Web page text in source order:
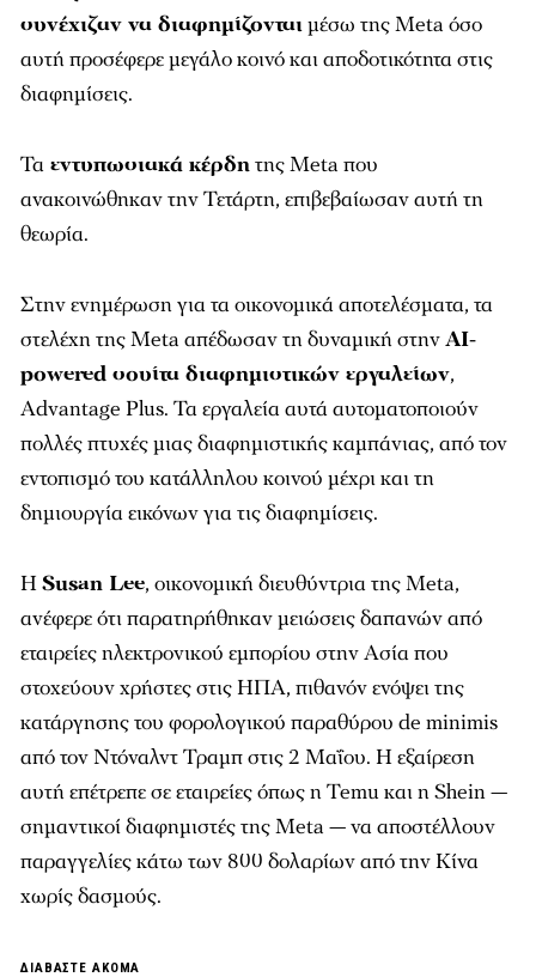
συνέχιζαν να διαφημίζονταιμέσω της Meta όσο
αυτή προσέφερε μεγάλο κοινό και αποδοτικότητα στις
διαφημίσεις.
Τα εντυπωσιακά κέρδητης Meta που
ανακοινώθηκαν την Τετάρτη, επιβεβαίωσαν αυτή τη
θεωρία.
Στην ενημέρωση για τα οικονομικά αποτελέσματα, τα
στελέχη της Meta απέδωσαν τη δυναμική στηνAI-
powered σουίτα διαφημιστικών εργαλείων,
Advantage Plus. Τα εργαλεία αυτά αυτοματοποιούν
πολλές πτυχές μιας διαφημιστικής καμπάνιας, από τον
εντοπισμό του κατάλληλου κοινού μέχρι και τη
δημιουργία εικόνων για τις διαφημίσεις.
ΗSusan Lee, οικονομική διευθύντρια της Meta,
ανέφερε ότι παρατηρήθηκαν μειώσεις δαπανών από
εταιρείες ηλεκτρονικού εμπορίου στην Ασία που
στοχεύουν χρήστες στις ΗΠΑ, πιθανόν ενόψει της
κατάργησης του φορολογικού παραθύρου de minimis
από τον Ντόναλντ Τραμπ στις 2 Μαΐου. Η εξαίρεση
αυτή επέτρεπε σε εταιρείες όπως η Temu και η Shein —
σημαντικοί διαφημιστές της Meta — να αποστέλλουν
παραγγελίες κάτω των 800 δολαρίων από την Κίνα
χωρίς δασμούς.
ΔΙΑΒΑΣΤΕ ΑΚΟΜΑ